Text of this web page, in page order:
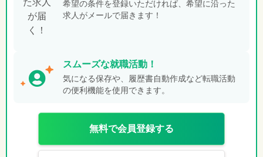
希望の条件を登録いただければ、希望に沿った
求人がメールで届きます！
スムーズな就職活動！
気になる保存や、履歴書自動作成など転職活動
の便利機能を使用できます。
無料で会員登録する